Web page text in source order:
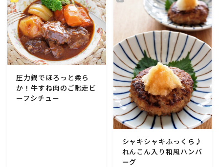
野菜料理(ズッキーニ・コーン・いんげん・そら豆・え
んどう・オクラ)
野菜料理(玉ねぎ・ねぎ・アボカド・青梗菜・セロリ・
アスパラガス)
根菜料理（にんじん・ごぼう・かぶ・大根・れんこん・
ビーツ)
芋類(じゃが芋・さつま芋・里芋・山芋)
もやし・豆苗・たけのこ・せり・ふき・その他山菜料理
圧力鍋でほろっと柔ら
か！牛すね肉のご馳走ビ
ーフシチュー
シャキシャキふっくら♪
れんこん入り和風ハンバ
ーグ